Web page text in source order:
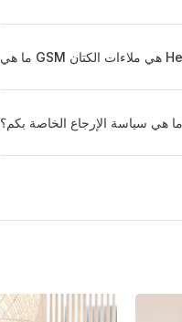
ما هي سياسة الإرجاع الخاصة بكم؟